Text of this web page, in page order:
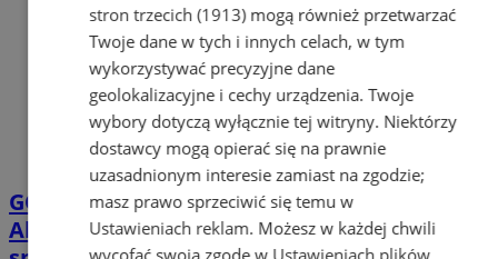
GORĄCY TEMATGórnik Zabrze – UEFA:
Aktualna sytuacja z karami nałożonymi po
stron trzecich (1913)mogą również przetwarzać
Twoje dane w tych i innych celach, w tym
wykorzystywać precyzyjne dane
geolokalizacyjne i cechy urządzenia. Twoje
wybory dotyczą wyłącznie tej witryny. Niektórzy
dostawcy mogą opierać się na prawnie
uzasadnionym interesie zamiast na zgodzie;
masz prawo sprzeciwić się temu w
Ustawieniach reklam. Możesz w każdej chwili
wycofać swoją zgodę w Ustawieniach plików